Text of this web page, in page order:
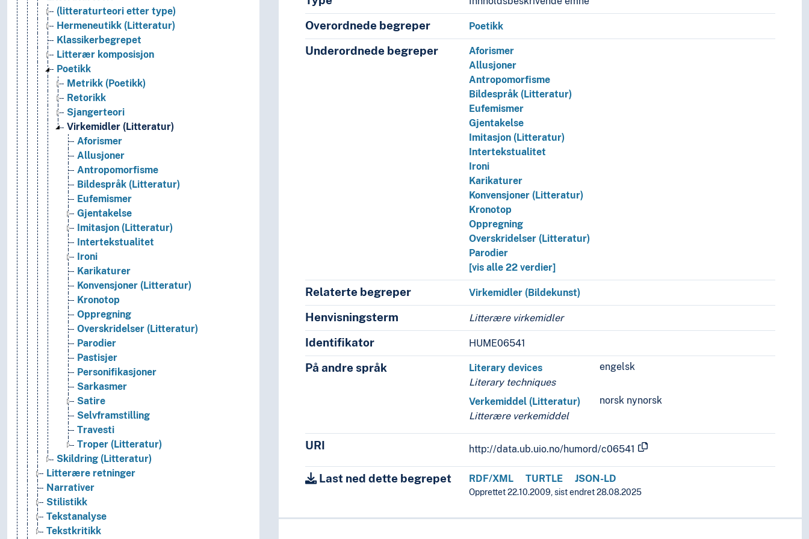
(litteraturteori etter type)
Hermeneutikk (Litteratur)
Klassikerbegrepet
Litterær komposisjon
Poetikk
Metrikk (Poetikk)
Retorikk
Sjangerteori
Virkemidler (Litteratur)
Aforismer
Allusjoner
Antropomorfisme
Bildespråk (Litteratur)
Eufemismer
Gjentakelse
Imitasjon (Litteratur)
Intertekstualitet
Ironi
Karikaturer
Konvensjoner (Litteratur)
Kronotop
Oppregning
Overskridelser (Litteratur)
Parodier
Pastisjer
Personifikasjoner
Sarkasmer
Satire
Selvframstilling
Travesti
Troper (Litteratur)
Skildring (Litteratur)
Litterære retninger
Narrativer
Stilistikk
Tekstanalyse
Tekstkritikk
Overordnede begreper Poetikk
Underordnede begreper
Aforismer
Allusjoner
Antropomorfisme
Bildespråk (Litteratur)
Eufemismer
Gjentakelse
Imitasjon (Litteratur)
Intertekstualitet
Ironi
Karikaturer
Konvensjoner (Litteratur)
Kronotop
Oppregning
Overskridelser (Litteratur)
Parodier
[vis alle 22 verdier]
Relaterte begreper Virkemidler (Bildekunst)
Henvisningsterm Litterære virkemidler
Identifikator HUME06541
På andre språk engelsk
Literary devices
Literary techniques
norsk nynorsk
Verkemiddel (Litteratur)
Litterære verkemiddel
URI http://data.ub.uio.no/humord/c06541
Last ned dette begrepet RDF/XML TURTLE JSON-LD
Opprettet 22.10.2009, sist endret 28.08.2025